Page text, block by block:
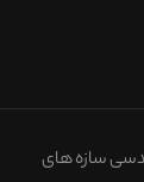
سازه های